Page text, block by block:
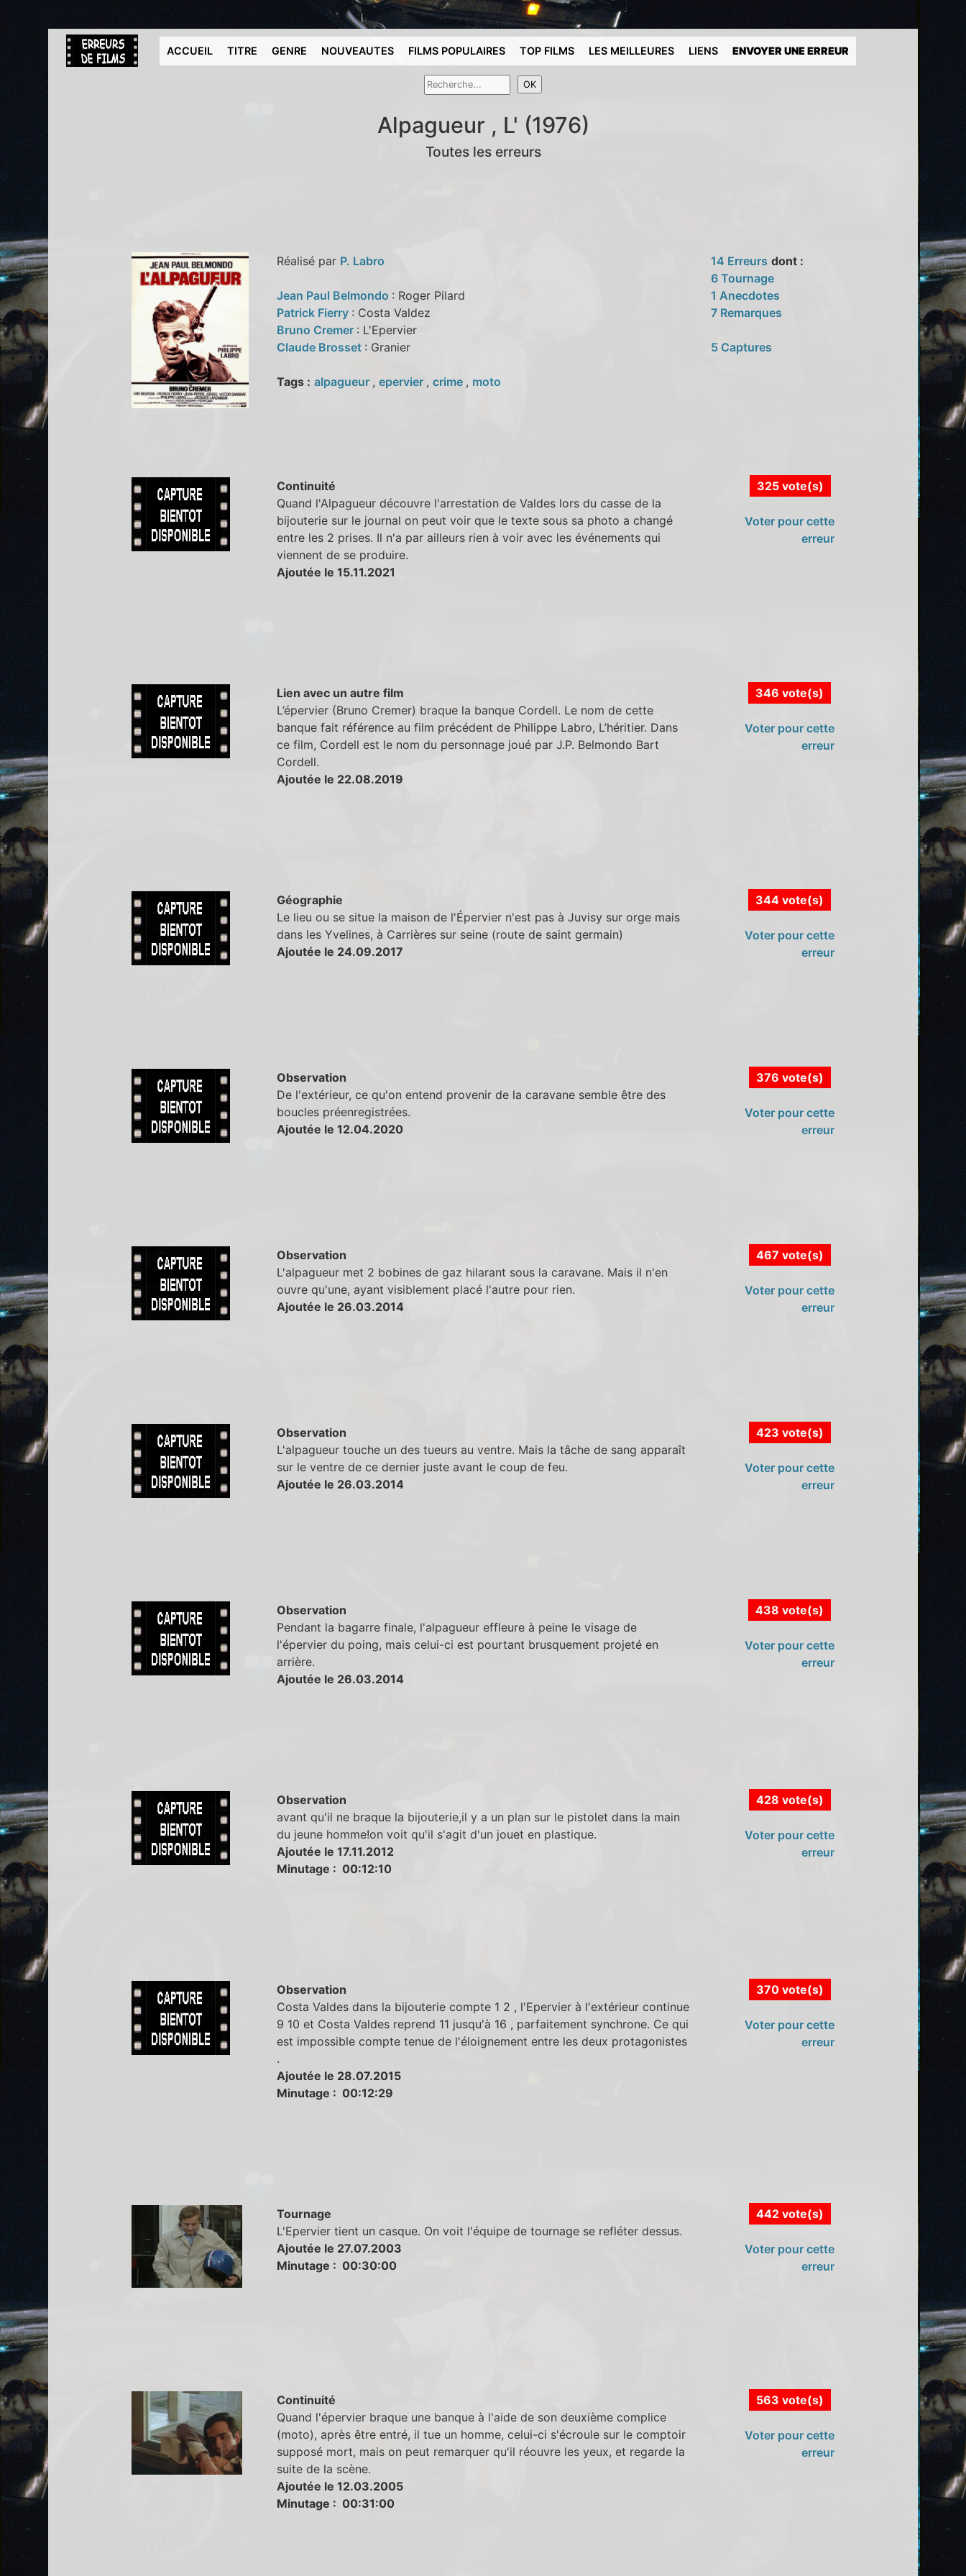
ACCUEIL TITRE GENRE NOUVEAUTES FILMS POPULAIRES TOP FILMS LES MEILLEURES LIENS ENVOYER UNE ERREUR
Alpagueur , L' (1976)
Toutes les erreurs
Réalisé par P. Labro
Jean Paul Belmondo : Roger Pilard
Patrick Fierry : Costa Valdez
Bruno Cremer : L'Epervier
Claude Brosset : Granier
Tags : alpagueur , epervier , crime , moto
14 Erreurs dont :
6 Tournage
1 Anecdotes
7 Remarques
5 Captures
Continuité
Quand l'Alpagueur découvre l'arrestation de Valdes lors du casse de la
bijouterie sur le journal on peut voir que le texte sous sa photo a changé
entre les 2 prises. Il n'a par ailleurs rien à voir avec les événements qui
viennent de se produire.
Ajoutée le 15.11.2021
325 vote(s)
Voter pour cette
erreur
Lien avec un autre film
L’épervier (Bruno Cremer) braque la banque Cordell. Le nom de cette
banque fait référence au film précédent de Philippe Labro, L’héritier. Dans
ce film, Cordell est le nom du personnage joué par J.P. Belmondo Bart
Cordell.
Ajoutée le 22.08.2019
346 vote(s)
Voter pour cette
erreur
Géographie
Le lieu ou se situe la maison de l'Épervier n'est pas à Juvisy sur orge mais
dans les Yvelines, à Carrières sur seine (route de saint germain)
Ajoutée le 24.09.2017
344 vote(s)
Voter pour cette
erreur
Observation
De l'extérieur, ce qu'on entend provenir de la caravane semble être des
boucles préenregistrées.
Ajoutée le 12.04.2020
376 vote(s)
Voter pour cette
erreur
Observation
L'alpagueur met 2 bobines de gaz hilarant sous la caravane. Mais il n'en
ouvre qu'une, ayant visiblement placé l'autre pour rien.
Ajoutée le 26.03.2014
467 vote(s)
Voter pour cette
erreur
Observation
L'alpagueur touche un des tueurs au ventre. Mais la tâche de sang apparaît
sur le ventre de ce dernier juste avant le coup de feu.
Ajoutée le 26.03.2014
423 vote(s)
Voter pour cette
erreur
Observation
Pendant la bagarre finale, l'alpagueur effleure à peine le visage de
l'épervier du poing, mais celui-ci est pourtant brusquement projeté en
arrière.
Ajoutée le 26.03.2014
438 vote(s)
Voter pour cette
erreur
Observation
avant qu'il ne braque la bijouterie,il y a un plan sur le pistolet dans la main
du jeune homme!on voit qu'il s'agit d'un jouet en plastique.
Ajoutée le 17.11.2012
Minutage : 00:12:10
428 vote(s)
Voter pour cette
erreur
Observation
Costa Valdes dans la bijouterie compte 1 2 , l'Epervier à l'extérieur continue
9 10 et Costa Valdes reprend 11 jusqu'à 16 , parfaitement synchrone. Ce qui
est impossible compte tenue de l'éloignement entre les deux protagonistes
.
Ajoutée le 28.07.2015
Minutage : 00:12:29
370 vote(s)
Voter pour cette
erreur
Tournage
L'Epervier tient un casque. On voit l'équipe de tournage se refléter dessus.
Ajoutée le 27.07.2003
Minutage : 00:30:00
442 vote(s)
Voter pour cette
erreur
Continuité
Quand l'épervier braque une banque à l'aide de son deuxième complice
(moto), après être entré, il tue un homme, celui-ci s'écroule sur le comptoir
supposé mort, mais on peut remarquer qu'il réouvre les yeux, et regarde la
suite de la scène.
Ajoutée le 12.03.2005
Minutage : 00:31:00
563 vote(s)
Voter pour cette
erreur